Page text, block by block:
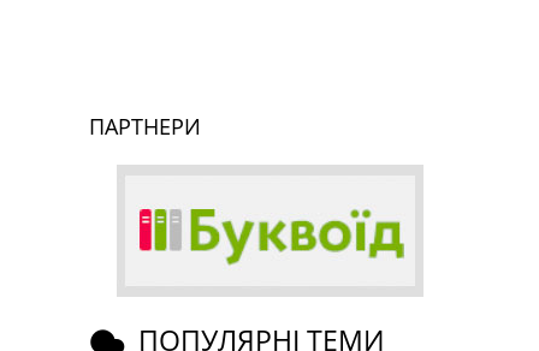
ПАРТНЕРИ
ПОПУЛЯРНІ ТЕМИ